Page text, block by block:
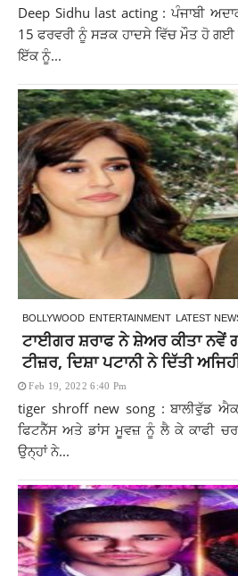
Deep Sidhu last acting : ਪੰਜਾਬੀ
15 ਫਰਵਰੀ ਨੂੰ ਸੜਕ ਹਾਦਸੇ ਵਿੱਚ ਮੌਤ ਹੋ ਗਈ
ਇੱਕ ਨੂੰ...
BOLLYWOOD ENTERTAINMENT LATEST
ਟਾਈਗਰ ਸ਼ਰਾਫ ਨੇ ਸ਼ੇਅਰ ਕੀਤਾ ਨਵੇਂ
ਟੀਜ਼ਰ, ਦਿਸ਼ਾ ਪਟਾਨੀ ਨੇ ਦਿੱਤੀ
Feb 19, 2022 6:40 Pm
tiger shroff new song : ਬਾਲੀਵੁੱਡ
ਫਿਟਨੈੱਸ ਅਤੇ ਡਾਂਸ ਮੂਵਜ਼ ਨੂੰ ਲੈ ਕੇ ਕਾਫੀ
ਉਨ੍ਹਾਂ ਨੇ...